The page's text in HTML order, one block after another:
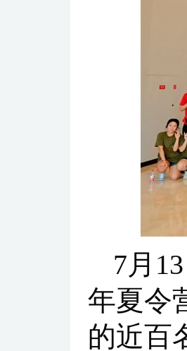
7月
年夏令
的近百